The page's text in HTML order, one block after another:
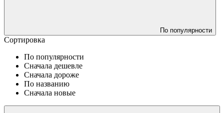
По популярности
Сортировка
По популярности
Сначала дешевле
Сначала дороже
По названию
Сначала новые